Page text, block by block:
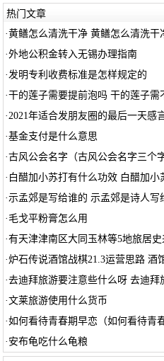
热门文章
·黄鳝怎么清洗干净 黄鳝怎么清洗干
·外地公积金转入无锡办理指南
·发明专利收费标准是怎样规定的
·干的莲子需要提前泡吗 干的莲子需
·2021年适合发朋友圈的最后一天感
·基金支付是什么意思
·古风公会名字（古风公会名字三个字
· 白醋加小苏打有什么功效 白醋加小
·示孟郊是写给谁的 示孟郊是诗人写
· 毛戈平粉膏怎么用
·有天津津南区大同玉林等5地旅居史
·炉石传说酒馆战棋21.3运营思路 酒
·去迪拜旅游要注意些什么呀 去迪拜
·文莱旅游使用什么货币
·如何看待青春期早恋（如何看待青
· 安布龟吃什么龟粮